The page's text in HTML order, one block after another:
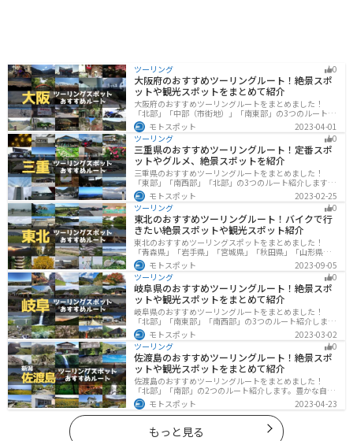
ツーリング 0
大阪府のおすすめツーリングルート！絶景スポ
ットや観光スポットをまとめて紹介
大阪府のおすすめツーリングルートをまとめました！
「北部」「中部（市街地）」「南東部」の3つのルート紹
介します。歴史と近代が融合した魅力的なエリアで様々
な楽しみ方ができます。バイクで大阪府にツーリングに
行く際は参考にしてください。
モトスポット
2023-04-01
ツーリング
0
三重県のおすすめツーリングルート！定番スポ
ットやグルメ、絶景スポットを紹介
三重県のおすすめツーリングルートをまとめました！
「東部」「南西部」「北部」の3つのルート紹介します。
標高の高いスカイラインからリアス式海岸まであるの
で、飽きることなくツーリングを堪能できます。バイク
で三重県にツーリングに行く際は参考にしてください。
モトスポット
2023-02-25
ツーリング
0
東北のおすすめツーリングルート！バイクで行
きたい絶景スポットや観光スポット紹介
東北のおすすめツーリングスポットをまとめました！
「青森県」「岩手県」「宮城県」「秋田県」「山形県」
「福島県」の各県の観光地紹介します。自然豊かな山々
や湖、温泉地が点在し、四季折々の景色を楽しめるスポ
ットが多数あります。バイクで東北にツーリングに行く
際は参考にしてください。
モトスポット
2023-09-05
ツーリング
0
岐阜県のおすすめツーリングルート！絶景スポ
ットや観光スポットをまとめて紹介
岐阜県のおすすめツーリングルートをまとめました！
「北部」「南東部」「南西部」の3つのルート紹介しま
す。自然豊かな山が充実しており、山を生かした施設や
グルメ、絶景スポットなど、自然を満喫するツーリング
ができます。バイクで岐阜県にツーリングに行く際は参
考にしてください。
モトスポット
2023-03-02
ツーリング
0
佐渡島のおすすめツーリングルート！絶景スポ
ットや観光スポットをまとめて紹介
佐渡島のおすすめツーリングルートをまとめました！
「北部」「南部」の2つのルート紹介します。豊かな自然
と歴史的なスポット、トキなどの貴重な動物を見られる
スポットが多数あります。バイクで佐渡島にツーリング
に行く際は参考にしてください。
モトスポット 2023-04-23
もっと見る